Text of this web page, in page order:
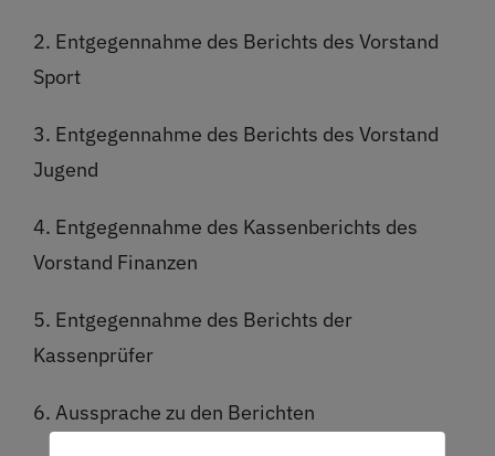
2. Entgegennahme des Berichts des Vorstand
Sport
3. Entgegennahme des Berichts des Vorstand
Jugend
4. Entgegennahme des Kassenberichts des
Vorstand Finanzen
5. Entgegennahme des Berichts der
Kassenprüfer
6. Aussprache zu den Berichten